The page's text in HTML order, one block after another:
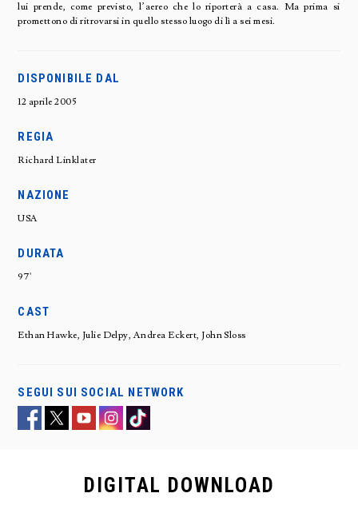
lui prende, come previsto, l’aereo che lo riporterà a casa. Ma prima si
promettono di ritrovarsi in quello stesso luogo di lì a sei mesi.
DISPONIBILE DAL
12 aprile 2005
REGIA
Richard Linklater
NAZIONE
USA
DURATA
97'
CAST
Ethan Hawke, Julie Delpy, Andrea Eckert, John Sloss
SEGUI SUI SOCIAL NETWORK
DIGITAL DOWNLOAD